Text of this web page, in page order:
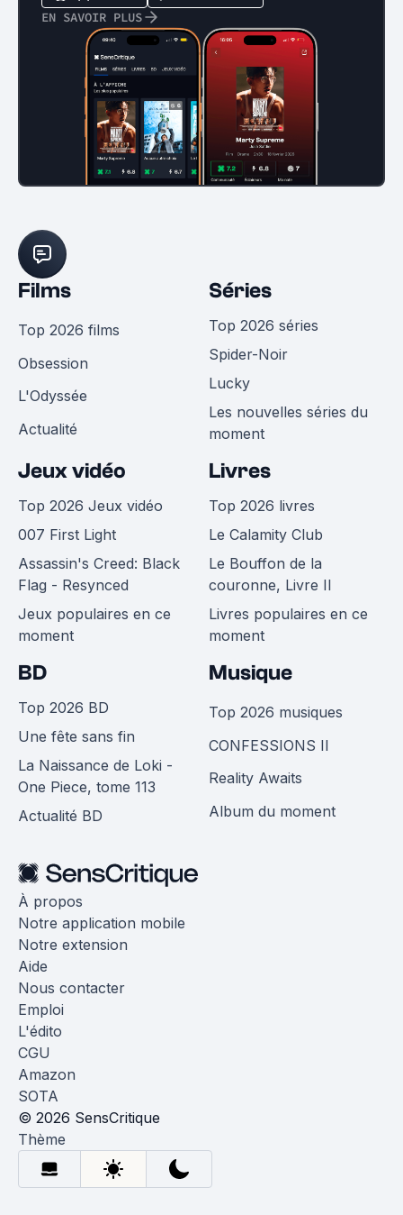
EN SAVOIR PLUS
Films
Top 2026 films
Obsession
L'Odyssée
Actualité
Séries
Top 2026 séries
Spider-Noir
Lucky
Les nouvelles séries du
moment
Jeux vidéo
Top 2026 Jeux vidéo
007 First Light
Assassin's Creed: Black
Flag - Resynced
Jeux populaires en ce
moment
Livres
Top 2026 livres
Le Calamity Club
Le Bouffon de la
couronne, Livre II
Livres populaires en ce
moment
BD
Top 2026 BD
Une fête sans fin
La Naissance de Loki -
One Piece, tome 113
Actualité BD
Musique
Top 2026 musiques
CONFESSIONS II
Reality Awaits
Album du moment
À propos
Notre application mobile
Notre extension
Aide
Nous contacter
Emploi
L'édito
CGU
Amazon
SOTA
© 2026 SensCritique
Thème